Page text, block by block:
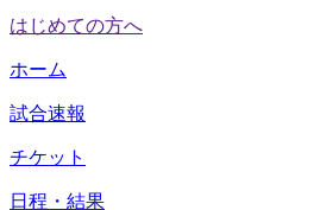
はじめての方へ
ホーム
試合速報
チケット
日程・結果